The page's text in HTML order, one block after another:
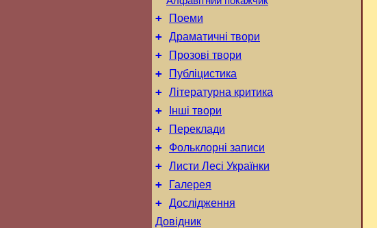
+ Поеми
+ Драматичні твори
+ Прозові твори
+ Публіцистика
+ Літературна критика
+ Інші твори
+ Переклади
+ Фольклорні записи
+ Листи Лесі Українки
+ Галерея
+ Дослідження
Довідник